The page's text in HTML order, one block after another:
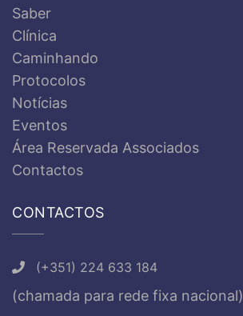
Saber
Clínica
Caminhando
Protocolos
Notícias
Eventos
Área Reservada Associados
Contactos
CONTACTOS
(+351) 224 633 184
(chamada para rede fixa nacional)